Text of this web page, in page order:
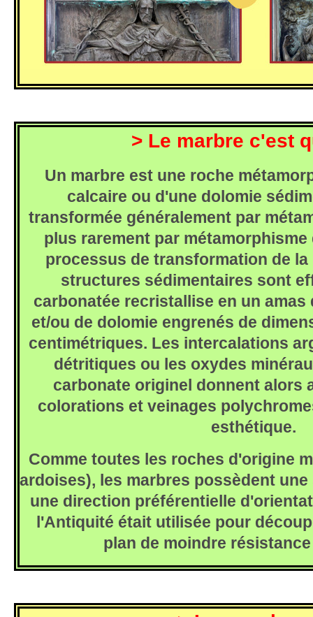
> Le marbre c'est
Un marbre est une roche
calcaire ou d'une dolomie
transformée généralement par
plus rarement par
processus de transformation de
structures sédimentaires sont
carbonatée recristallise en un
et/ou de dolomie engrenés de
centimétriques. Les intercalations
détritiques ou les oxydes
carbonate originel donnent alors
colorations et veinages
esthétique.
Comme toutes les roches d'origine
ardoises), les marbres possèdent
une direction préférentielle
l'Antiquité était utilisée pour
plan de moindre